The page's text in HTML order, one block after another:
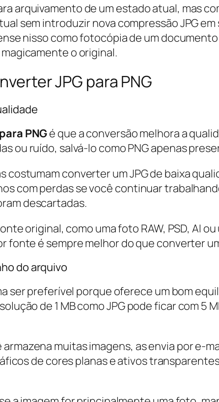
arquivamento de um estado atual, mas
sem introduzir nova compressão JPG
nisso como fotocópia de um
o original.
JPG para PNG
PNGé que a conversão melhora a
ou ruído, salvá-lo como PNG apenas
costumam converter um JPG de baixa
com perdas se você continuar
descartadas.
original, como uma foto RAW, PSD, AI
fonte é sempre melhor do que converter
do arquivo
ser preferível porque oferece um bom
de 1 MB como JPG pode ficar com 5
muitas imagens, as envia por e-
de cores planas e ativos